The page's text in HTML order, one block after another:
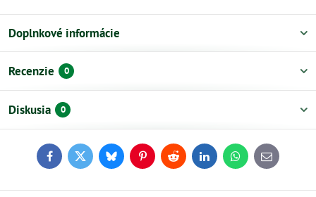
Doplnkové informácie
Recenzie 0
Diskusia 0
FacebookTwitterBlueskyPinterestReddit LinkedInWhatsApp
E-
mail